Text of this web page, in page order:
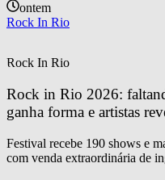
ontem
Rock In Rio
Rock In Rio
Rock in Rio 2026:
ganha forma e artistas
Festival recebe 190 shows e
com venda extraordinária de